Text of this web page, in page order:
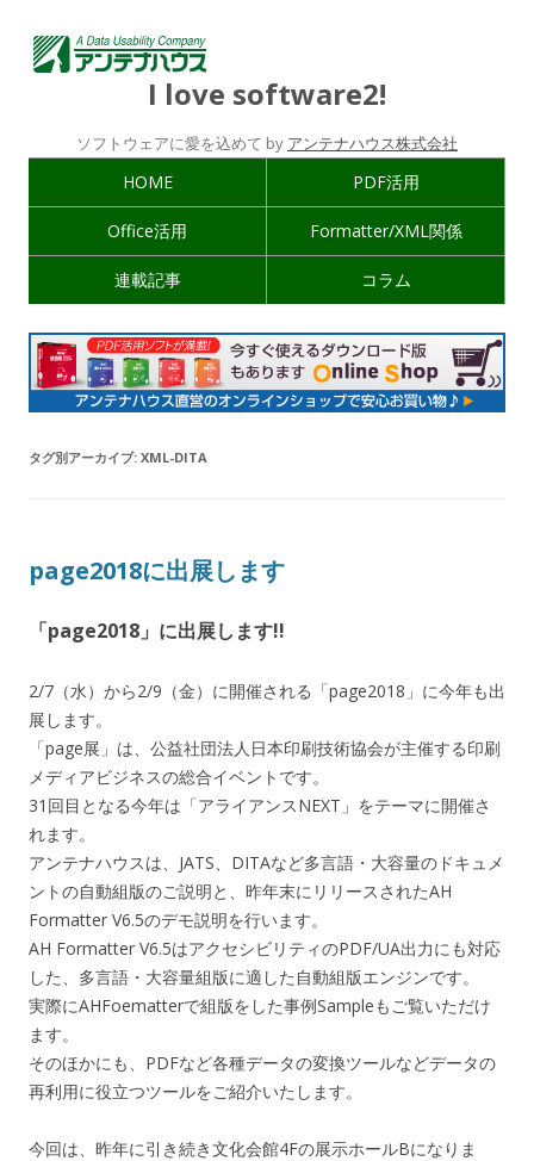
I love software2!
ソフトウェアに愛を込めて by アンテナハウス株式会社
HOME PDF活用
Office活用 Formatter/XML関係
連載記事 コラム
タグ別アーカイブ: XML-DITA
page2018に出展します
「page2018」に出展します!!
2/7（水）から2/9（金）に開催される「page2018」に今年も出
展します。
「page展」は、公益社団法人日本印刷技術協会が主催する印刷
メディアビジネスの総合イベントです。
31回目となる今年は「アライアンスNEXT」をテーマに開催さ
れます。
アンテナハウスは、JATS、DITAなど多言語・大容量のドキュメ
ントの自動組版のご説明と、昨年末にリリースされたAH
Formatter V6.5のデモ説明を行います。
AH Formatter V6.5はアクセシビリティのPDF/UA出力にも対応
した、多言語・大容量組版に適した自動組版エンジンです。
実際にAHFoematterで組版をした事例Sampleもご覧いただけ
ます。
そのほかにも、PDFなど各種データの変換ツールなどデータの
再利用に役立つツールをご紹介いたします。
今回は、昨年に引き続き文化会館4Fの展示ホールBになりま